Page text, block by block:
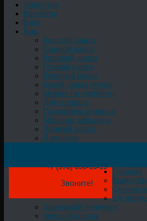
Лицензия
Контакты
Блог
Био
Конский навоз
Свиной навоз
Коровий навоз
Птичий навоз
Куриный навоз
Какой навоз лучше
Можно ли удобрять
Для огорода
Подкормка огорода
Машина, мешалка
Жидкий навоз
В мешках
+7 (978) 050-18-19
Звоните!
Главная
Выкуп
Срочно
Б/у
Заводской переулок
улица Чкалова